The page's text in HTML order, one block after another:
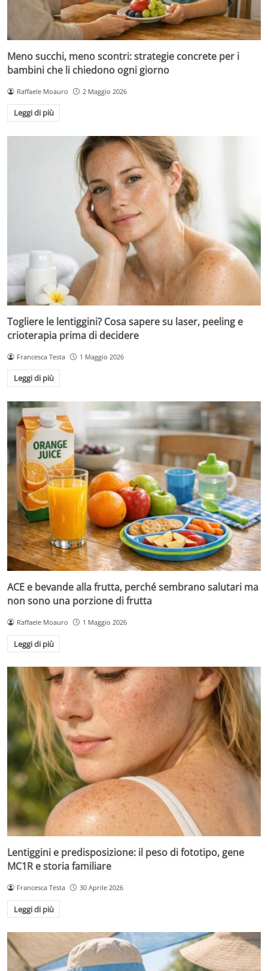
Meno succhi, meno scontri: strategie concrete per i
bambini che li chiedono ogni giorno
Raffaele Moauro 2 Maggio 2026
Leggi di più
Togliere le lentiggini? Cosa sapere su laser, peeling e
crioterapia prima di decidere
Francesca Testa 1 Maggio 2026
Leggi di più
ACE e bevande alla frutta, perché sembrano salutari ma
non sono una porzione di frutta
Raffaele Moauro 1 Maggio 2026
Leggi di più
Lentiggini e predisposizione: il peso di fototipo, gene
MC1R e storia familiare
Francesca Testa 30 Aprile 2026
Leggi di più